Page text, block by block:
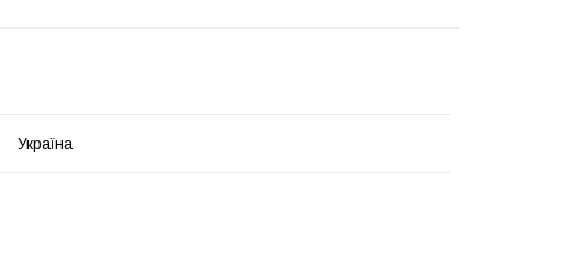
Україна